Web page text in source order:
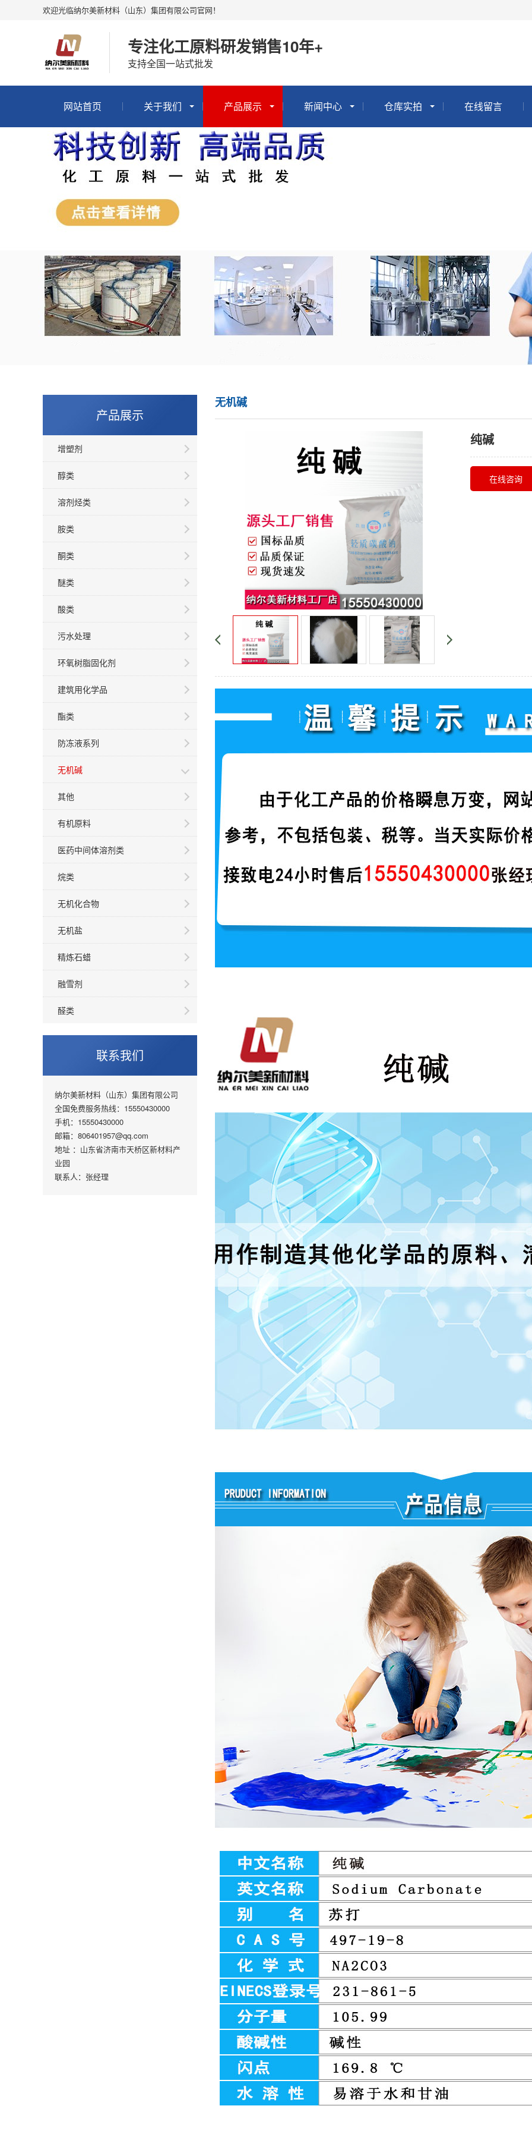
欢迎光临纳尔美新材料（山东）集团有限公司官网！
专注化工原料研发销售10年+
支持全国一站式批发
网站首页 关于我们 产品展示 新闻中心 仓库实拍 在线留言
产品展示
增塑剂
醇类
溶剂烃类
胺类
酮类
醚类
酸类
污水处理
环氧树脂固化剂
建筑用化学品
酯类
防冻液系列
无机碱
其他
有机原料
医药中间体溶剂类
烷类
无机化合物
无机盐
精炼石蜡
融雪剂
醛类
联系我们
纳尔美新材料（山东）集团有限公司
全国免费服务热线：15550430000
手机：15550430000
邮箱：806401957@qq.com
地址 ：山东省济南市天桥区新材料产
业园
联系人：张经理
无机碱
纯碱
在线咨询